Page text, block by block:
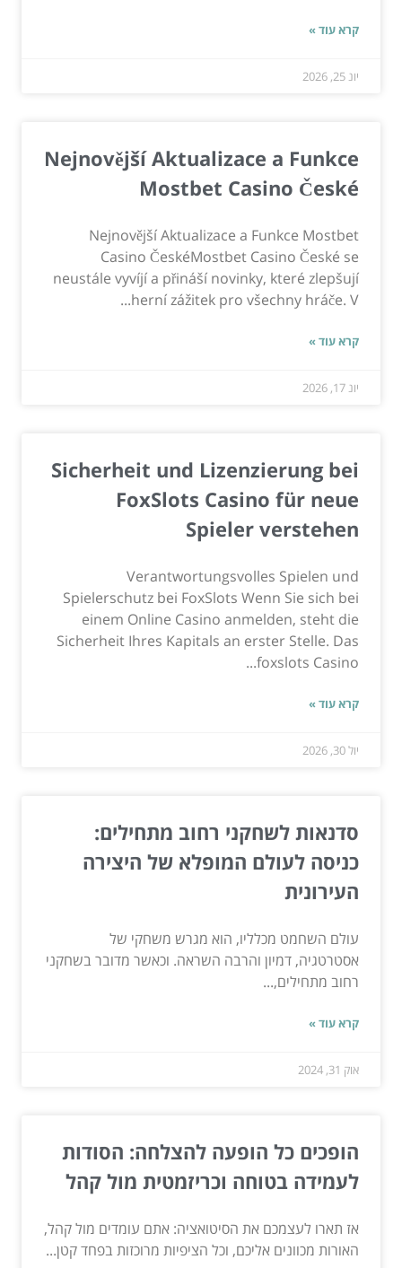
קרא עוד »
יונ 25, 2026
Nejnovější Aktualizace a Funkce
Mostbet Casino České
Nejnovější Aktualizace a Funkce Mostbet
Casino ČeskéMostbet Casino České se
neustále vyvíjí a přináší novinky, které zlepšují
herní zážitek pro všechny hráče. V...
קרא עוד »
יונ 17, 2026
Sicherheit und Lizenzierung bei
FoxSlots Casino für neue
Spieler verstehen
Verantwortungsvolles Spielen und
Spielerschutz bei FoxSlots Wenn Sie sich bei
einem Online Casino anmelden, steht die
Sicherheit Ihres Kapitals an erster Stelle. Das
foxslots Casino...
קרא עוד »
יול 30, 2026
סדנאות לשחקני רחוב מתחילים:
כניסה לעולם המופלא של היצירה
העירונית
עולם השחמט מכלליו, הוא מגרש משחקי של
אסטרטגיה, דמיון והרבה השראה. וכאשר מדובר בשחקני
רחוב מתחילים,...
קרא עוד »
אוק 31, 2024
הופכים כל הופעה להצלחה: הסודות
לעמידה בטוחה וכריזמטית מול קהל
אז תארו לעצמכם את הסיטואציה: אתם עומדים מול קהל,
האורות מכוונים אליכם, וכל הציפיות מרוכזות בפחד קטן...